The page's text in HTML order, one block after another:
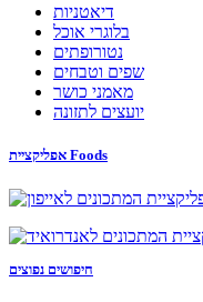
דיאטניות
בלוגרי אוכל
נטורופתים
שפים וטבחים
מאמני כושר
יועצים לתזונה
אפליקציית Foods
חיפושים נפוצים